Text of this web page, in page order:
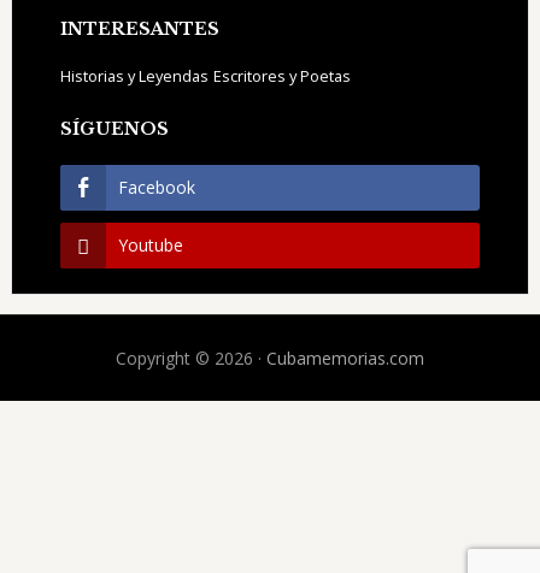
INTERESANTES
Historias y Leyendas Escritores y Poetas
SÍGUENOS
Facebook
Youtube
Copyright © 2026 · Cubamemorias.com